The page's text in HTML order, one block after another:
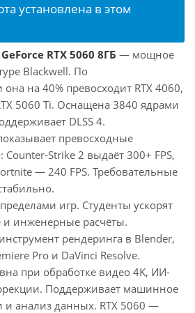
установлена в этом
RTX 5060 8ГБ — мощное
Blackwell. По
на 40% превосходит RTX 4060,
5060 Ti. Оснащена 3840 ядрами
DLSS 4.
превосходные
Counter-Strike 2 выдаёт 300+ FPS,
— 240 FPS. Требовательные
игр. Студенты ускорят
и инженерные расчёты.
рендеринга в Blender,
Pro и DaVinci Resolve.
при обработке видео 4K, ИИ-
Поддерживает машинное
и анализ данных. RTX 5060 —